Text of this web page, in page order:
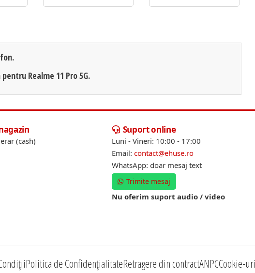
Realme 11 Pro 5G.
(cash)
Suport online
Luni - Vineri: 10:00 - 17:00
Email: contact@ehuse.ro
WhatsApp: doar mesaj text
Trimite mesaj
Nu oferim suport audio / video
Politica de ConfidențialitateRetragere din contractANPCCookie-uri